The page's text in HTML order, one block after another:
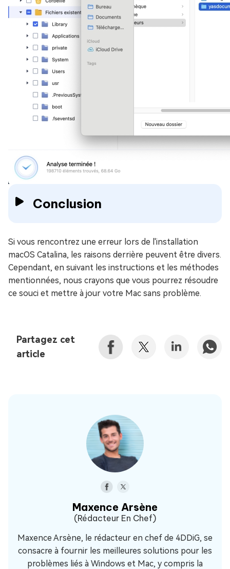
Conclusion
Si vous rencontrez une erreur lors de l'installation
macOS Catalina, les raisons derrière peuvent être divers.
Cependant, en suivant les instructions et les méthodes
mentionnées, nous crayons que vous pourrez résoudre
ce souci et mettre à jour votre Mac sans problème.
Partagez cet
article
Maxence Arsène
(Rédacteur En Chef)
Maxence Arsène, le rédacteur en chef de 4DDiG, se
consacre à fournir les meilleures solutions pour les
problèmes liés à Windows et Mac, y compris la